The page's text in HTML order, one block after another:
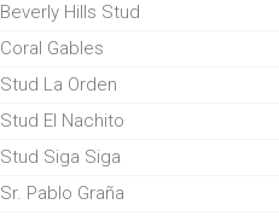
Beverly Hills Stud
Coral Gables
Stud La Orden
Stud El Nachito
Stud Siga Siga
Sr. Pablo Graña